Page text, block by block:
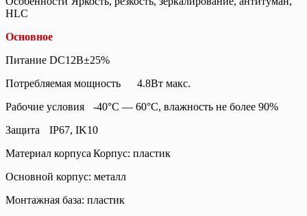
HLC
Основное
Питание DC12В±25%
Потребляемая мощность
4.8Вт макс.
Рабочие условия
-40°С — 60°С, влажность не более 90%
Защита
IP67, IK10
Материал корпуса Корпус: пластик
Основной корпус: металл
Монтажная база: пластик